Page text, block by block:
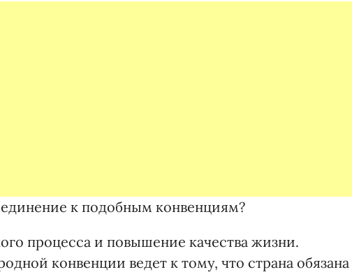
к подобным конвенциям?
процесса и повышение качества жизни.
конвенции ведет к тому, что страна обязана